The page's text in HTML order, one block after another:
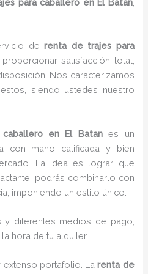
para caballero en El Batan,
derenta de trajes para
satisfacción total,
Nos caracterizamos
siendo ustedes nuestro
en El Batanes un
con mano calificada y bien
La idea es lograr que
podrás combinarlo con
imponiendo un estilo único.
y diferentes medios de pago,
hora de tu alquiler.
extenso portafolio. Larenta de